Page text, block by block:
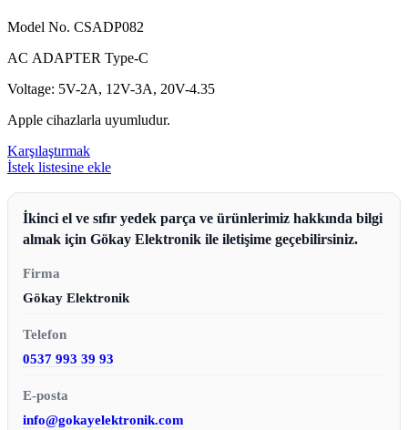
Model No. CSADP082
AC ADAPTER Type-C
Voltage: 5V-2A, 12V-3A, 20V-4.35
Apple cihazlarla uyumludur.
Karşılaştırmak
İstek listesine ekle
İkinci el ve sıfır yedek parça ve ürünlerimiz hakkında bilgi
almak için Gökay Elektronik ile iletişime geçebilirsiniz.
Firma
Gökay Elektronik
Telefon
0537 993 39 93
E-posta
info@gokayelektronik.com